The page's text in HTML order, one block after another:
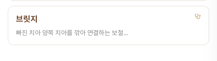
브릿지
빠진 치아 양쪽 치아를 깎아 연결하는 보철...